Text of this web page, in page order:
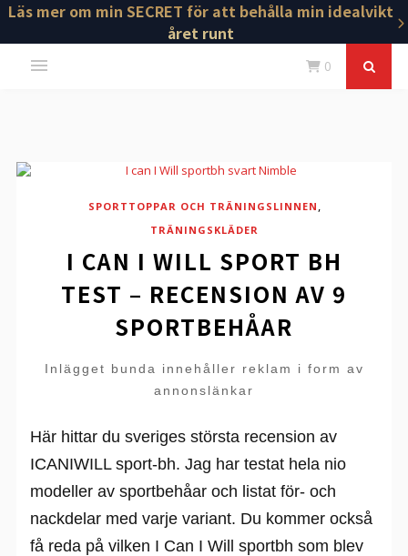
Läs mer om min SECRET för att behålla min idealvikt
året runt
0
SPORTTOPPAR OCH TRÄNINGSLINNEN ,
TRÄNINGSKLÄDER
I CAN I WILL SPORT BH
TEST – RECENSION AV 9
SPORTBEHÅAR
Inlägget bunda innehåller reklam i form av
annonslänkar
Här hittar du sveriges största recension av
ICANIWILL sport-bh. Jag har testat hela nio
modeller av sportbehåar och listat för- och
nackdelar med varje variant. Du kommer också
få reda på vilken I Can I Will sportbh som blev